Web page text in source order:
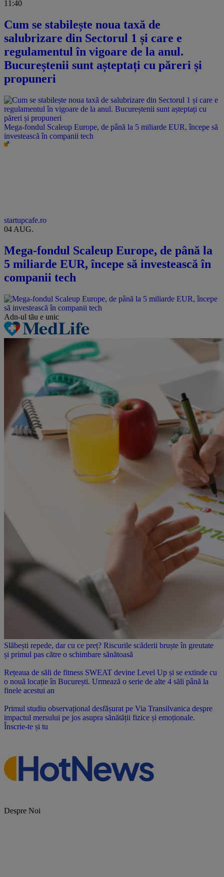
11:40
Cum se stabilește noua taxă de
salubrizare din Sectorul 1 și care e
regulamentul în vigoare de la anul.
Bucureștenii sunt așteptați cu păreri și
propuneri
Mega-fondul Scaleup Europe, de până la 5 miliarde EUR, începe să
investească în companii tech
startupcafe.ro
04 AUG.
Mega-fondul Scaleup Europe, de până la
5 miliarde EUR, începe să investească în
companii tech
Adn-ul tău e unic
Slăbești repede, dar cu ce preț? Riscurile scăderii bruște în greutate
și primul pas către o schimbare sănătoasă
Rețeaua de săli de fitness SWEAT devine Level Up și se extinde cu
o nouă locație în București. Urmează o serie de alte 4 săli până la
finele acestui an
Primul studiu observațional desfășurat pe Via Transilvanica despre
impactul mersului pe jos asupra sănătății fizice și emoționale.
Înscrie-te și tu
Despre Noi